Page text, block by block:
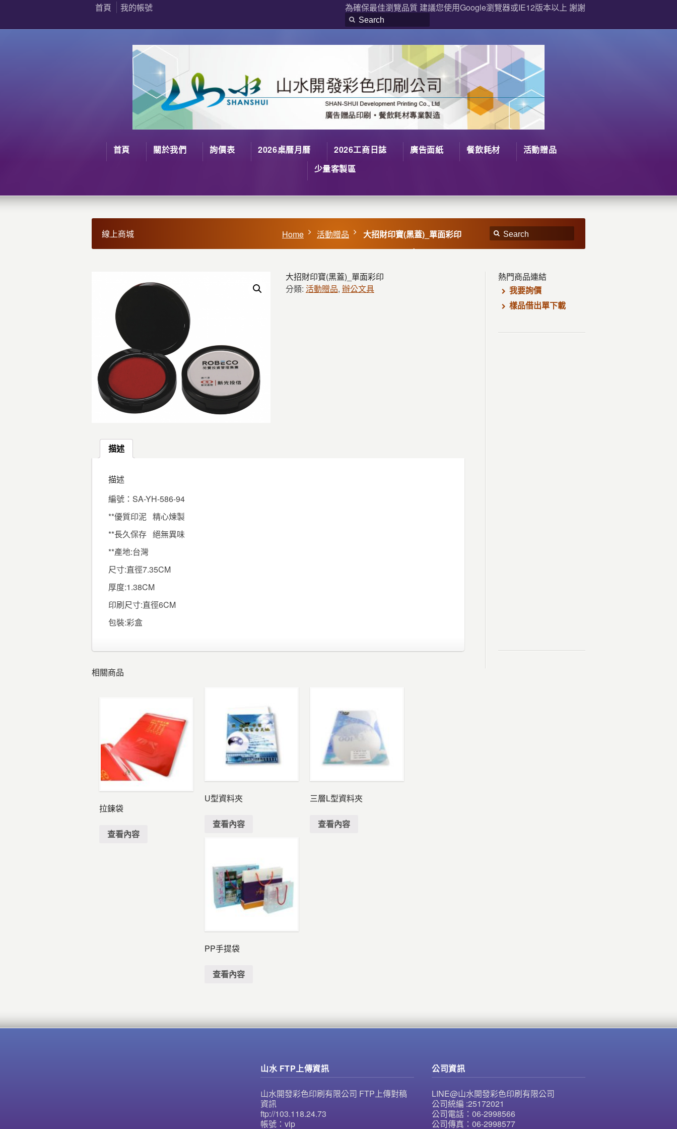
首頁 我的帳號 為確保最佳瀏覽品質 建議您使用Google瀏覽器或IE12版本以上 謝謝
首頁 關於我們 詢價表 2026桌曆月曆 2026工商日誌 廣告面紙 餐飲耗材
活動贈品
少量客製區
線上商城 Home 活動贈品 大招財印寶(黑蓋)_單面彩印
大招財印寶(黑蓋)_單面彩印
分類: 活動贈品, 辦公文具
描述
描述
編號：SA-YH-586-94
**優質印泥 精心煉製
**長久保存 絕無異味
**產地:台灣
尺寸:直徑7.35CM
厚度:1.38CM
印刷尺寸:直徑6CM
包裝:彩盒
相關商品
拉鍊袋
查看內容
U型資料夾
查看內容
三層L型資料夾
查看內容
PP手提袋
查看內容
熱門商品連結
我要詢價
樣品借出單下載
山水 FTP上傳資訊
山水開發彩色印刷有限公司 FTP上傳對稿
資訊
ftp://103.118.24.73
帳號：vip
公司資訊
LINE@山水開發彩色印刷有限公司
公司統編 :25172021
公司電話：06-2998566
公司傳真：06-2998577